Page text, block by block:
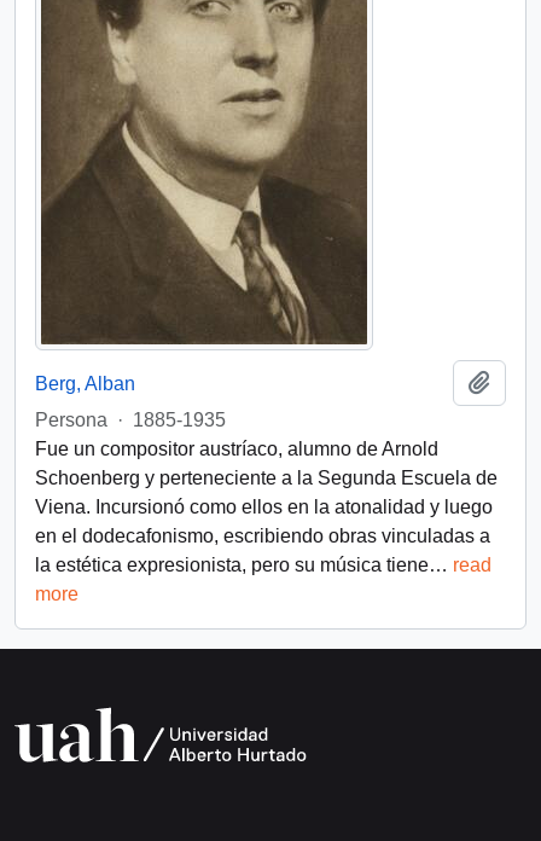
Berg, Alban
Persona
· 1885-1935
Fue un compositor austríaco, alumno de Arnold
Schoenberg y perteneciente a la Segunda Escuela de
Viena. Incursionó como ellos en la atonalidad y luego
en el dodecafonismo, escribiendo obras vinculadas a
la estética expresionista, pero su música tiene… read
more